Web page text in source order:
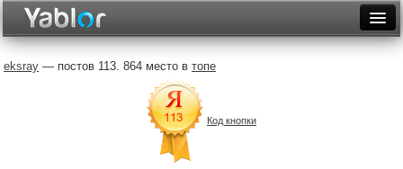
Неделя
Месяц
Рейтинги
eksray — постов 113. 864 место в топе
Код кнопки